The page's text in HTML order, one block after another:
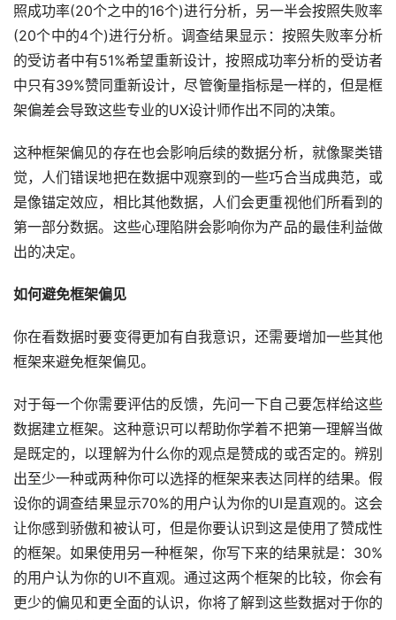
照成功率(20个之中的16个)进行分析，另一半会按照失败率
(20个中的4个)进行分析。调查结果显示：按照失败率分析
的受访者中有51%希望重新设计，按照成功率分析的受访者
中只有39%赞同重新设计，尽管衡量指标是一样的，但是框
架偏差会导致这些专业的UX设计师作出不同的决策。
这种框架偏见的存在也会影响后续的数据分析，就像聚类错
觉，人们错误地把在数据中观察到的一些巧合当成典范，或
是像锚定效应，相比其他数据，人们会更重视他们所看到的
第一部分数据。这些心理陷阱会影响你为产品的最佳利益做
出的决定。
如何避免框架偏见
你在看数据时要变得更加有自我意识，还需要增加一些其他
框架来避免框架偏见。
对于每一个你需要评估的反馈，先问一下自己要怎样给这些
数据建立框架。这种意识可以帮助你学着不把第一理解当做
是既定的，以理解为什么你的观点是赞成的或否定的。辨别
出至少一种或两种你可以选择的框架来表达同样的结果。假
设你的调查结果显示70%的用户认为你的UI是直观的。这会
让你感到骄傲和被认可，但是你要认识到这是使用了赞成性
的框架。如果使用另一种框架，你写下来的结果就是：30%
的用户认为你的UI不直观。通过这两个框架的比较，你会有
更少的偏见和更全面的认识，你将了解到这些数据对于你的